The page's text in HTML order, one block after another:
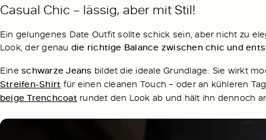
Casual Chic – lässig, aber mit Stil!
Ein gelungenes Date Outfit sollte schick sein, aber nicht zu
Look, der genau die richtige Balance zwischen chic und
Eineschwarze Jeans bildet die ideale Grundlage: Sie wirkt
Streifen-Shirt für einen cleanen Touch – oder an kühleren
beige Trenchcoat rundet den Look ab und hält ihn dennoch